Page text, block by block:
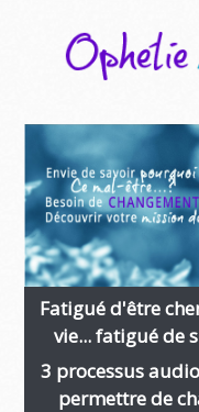
Fatigué d'être
vie... fatigué de
3 processus
permettre de